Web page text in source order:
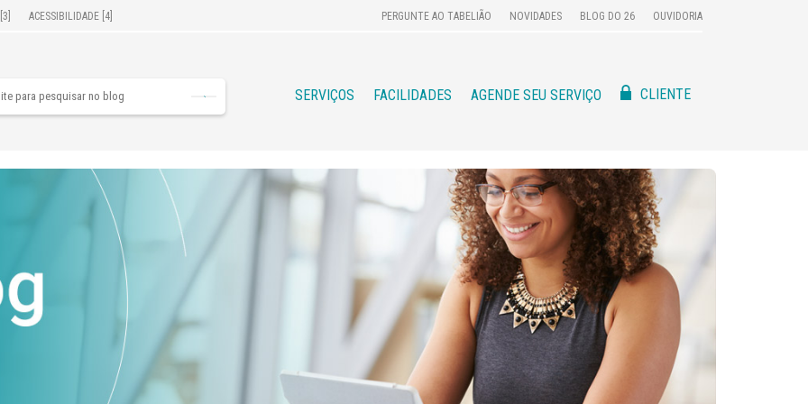
ACESSIBILIDADE [4] PERGUNTE AO TABELIÃO NOVIDADES BLOG DO 26 OUVIDORIA
SERVIÇOS FACILIDADES AGENDE SEU SERVIÇO CLIENTE